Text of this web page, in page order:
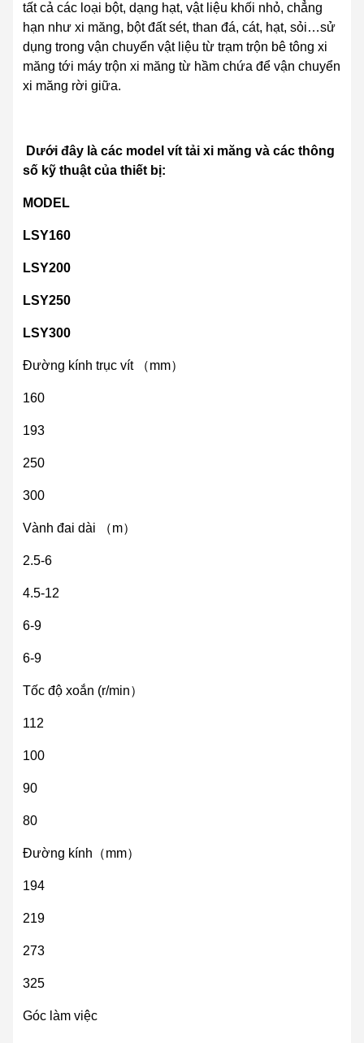
tất cả các loại bột, dạng hạt, vật liệu khối nhỏ, chẳng
hạn như xi măng, bột đất sét, than đá, cát, hạt, sỏi…sử
dụng trong vận chuyển vật liệu từ trạm trộn bê tông xi
măng tới máy trộn xi măng từ hầm chứa để vận chuyển
xi măng rời giữa.
Dưới đây là các model vít tải xi măng và các thông
số kỹ thuật của thiết bị:
MODEL
LSY160
LSY200
LSY250
LSY300
Đường kính trục vít （mm）
160
193
250
300
Vành đai dài （m）
2.5-6
4.5-12
6-9
6-9
Tốc độ xoắn (r/min）
112
100
90
80
Đường kính（mm）
194
219
273
325
Góc làm việc